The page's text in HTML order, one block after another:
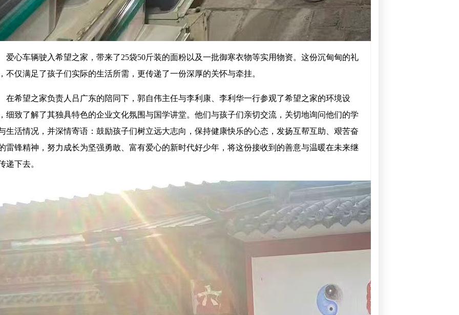
爱心车辆驶入希望之家，带来了25袋50斤装的面粉以及一批御寒衣物等实用物资。这份沉甸甸的礼
不仅满足了孩子们实际的生活所需，更传递了一份深厚的关怀与牵挂。
在希望之家负责人吕广东的陪同下，郭自伟主任与李利康、李利华一行参观了希望之家的环境设
细致了解了其独具特色的企业文化氛围与国学讲堂。他们与孩子们亲切交流，关切地询问他们的学
生活情况，并深情寄语：鼓励孩子们树立远大志向，保持健康快乐的心态，发扬互帮互助、艰苦奋
雷锋精神，努力成长为坚强勇敢、富有爱心的新时代好少年，将这份接收到的善意与温暖在未来继
递下去。